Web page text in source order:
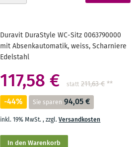
gerade
Duravit DuraStyle WC-Sitz 0063790000
mit Absenkautomatik, weiss, Scharniere
Edelstahl
117,58 € statt 211,63 €**
-44% Sie sparen 94,05 €
inkl. 19% MwSt.,zzgl.Versandkosten
In den Warenkorb